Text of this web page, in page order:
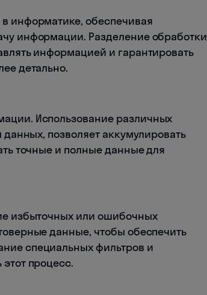
информатике, обеспечивая
информации. Разделение обработки
информацией и гарантировать
детально.
Использование различных
позволяет аккумулировать
точные и полные данные для
избыточных или ошибочных
данные, чтобы обеспечить
специальных фильтров и
процесс.